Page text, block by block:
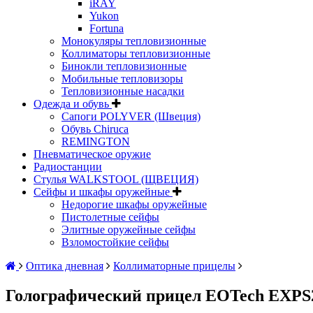
iRAY
Yukon
Fortuna
Монокуляры тепловизионные
Коллиматоры тепловизионные
Бинокли тепловизионные
Мобильные тепловизоры
Тепловизионные насадки
Одежда и обувь
Сапоги POLYVER (Швеция)
Обувь Chiruca
REMINGTON
Пневматическое оружие
Радиостанции
Стулья WALKSTOOL (ЩВЕЦИЯ)
Сейфы и шкафы оружейные
Недорогие шкафы оружейные
Пистолетные сейфы
Элитные оружейные сейфы
Взломостойкие сейфы
Оптика дневная
Коллиматорные прицелы
Голографический прицел EOTech